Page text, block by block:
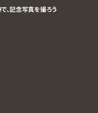
、記念写真を撮ろう